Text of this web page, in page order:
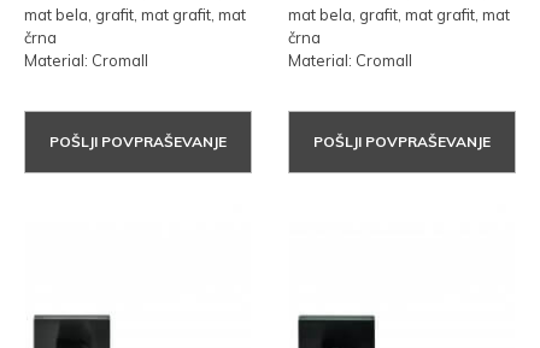
mat bela, grafit, mat grafit, mat
črna
Material: Cromall
POŠLJI POVPRAŠEVANJE
mat bela, grafit, mat grafit, mat
črna
Material: Cromall
POŠLJI POVPRAŠEVANJE